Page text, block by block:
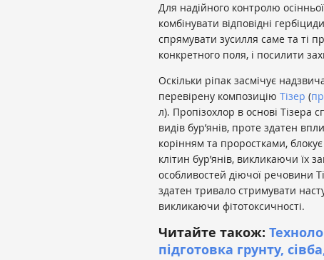
Для надійного контролю
комбінувати відповідні
спрямувати зусилля саме та ті
конкретного поля, і посилити
Оскільки ріпак засмічує
перевірену композицію Тізер (
л). Пропізохлор в основі Тізера
видів бур’янів, проте здатен
корінням та проростками,
клітин бур’янів, викликаючи їх
особливостей діючої речовини
здатен тривало стримувати
викликаючи фітотоксичності.
Читайте також:
підготовка грунту,